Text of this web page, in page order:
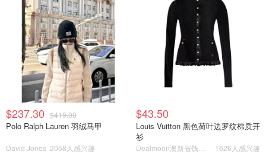
$237.30 $419.00
Polo Ralph Lauren 羽绒马甲
David Jones 2058人感兴趣
$43.50
Louis Vuitton 黑色荷叶边罗纹棉质开
衫
Dealmoon澳新省钱快报 1626人感兴趣